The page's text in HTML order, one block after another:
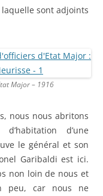
sont adjoints
Major – 1916
nous nous abritons
d’une
le général et son
Garibaldi est ici.
non loin de nous et
peu, car nous ne